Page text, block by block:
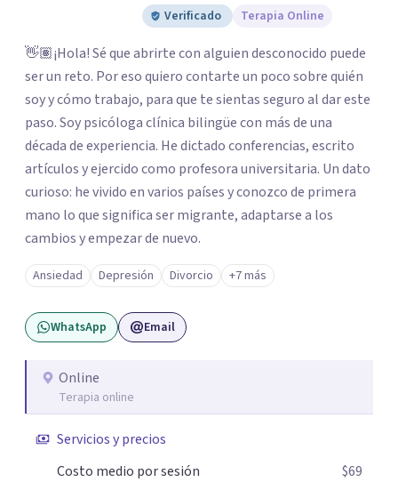
Verificado
Terapia Online
👋🏽¡Hola! Sé que abrirte con alguien desconocido puede
ser un reto. Por eso quiero contarte un poco sobre quién
soy y cómo trabajo, para que te sientas seguro al dar este
paso. Soy psicóloga clínica bilingüe con más de una
década de experiencia. He dictado conferencias, escrito
artículos y ejercido como profesora universitaria. Un dato
curioso: he vivido en varios países y conozco de primera
mano lo que significa ser migrante, adaptarse a los
cambios y empezar de nuevo.
Ansiedad Depresión Divorcio +7 más
WhatsApp Email
Online
Terapia online
Servicios y precios
Costo medio por sesión
$69